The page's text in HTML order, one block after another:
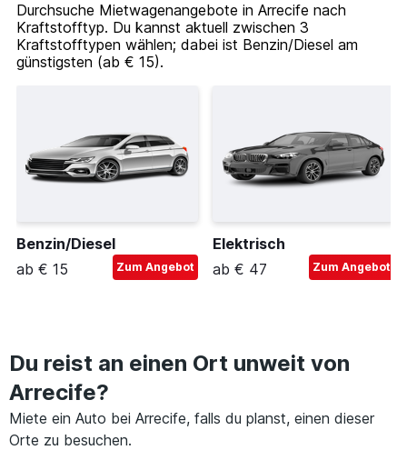
Durchsuche Mietwagenangebote in Arrecife nach
Kraftstofftyp. Du kannst aktuell zwischen 3
Kraftstofftypen wählen; dabei ist Benzin/Diesel am
günstigsten (ab € 15).
Benzin/Diesel
ab € 15
Zum Angebot
Elektrisch
ab € 47
Zum Angebot
Du reist an einen Ort unweit von
Arrecife?
Miete ein Auto bei Arrecife, falls du planst, einen dieser
Orte zu besuchen.